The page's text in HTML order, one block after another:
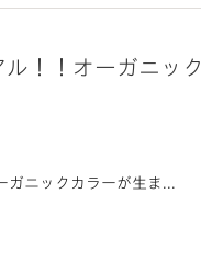
！！オーガニック
ガニックカラーが生ま...